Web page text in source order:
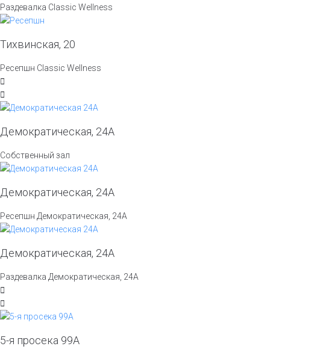
Раздевалка Classic Wellness
Тихвинская, 20
Ресепшн Classic Wellness
Демократическая, 24А
Собственный зал
Демократическая, 24А
Ресепшн Демократическая, 24А
Демократическая, 24А
Раздевалка Демократическая, 24А
5-я просека 99А